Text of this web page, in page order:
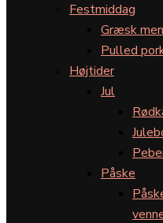
Festmiddag
Græsk
Pulled
Højtider
Jul
Påske